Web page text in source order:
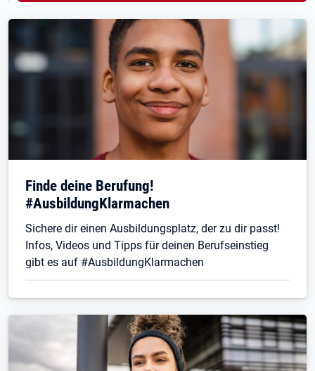
Finde deine Berufung!
#AusbildungKlarmachen
Sichere dir einen Ausbildungsplatz, der zu dir passt!
Infos, Videos und Tipps für deinen Berufseinstieg
gibt es auf #AusbildungKlarmachen